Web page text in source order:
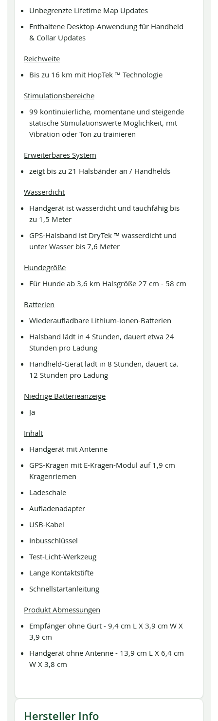
Unbegrenzte Lifetime Map Updates
Enthaltene Desktop-Anwendung für Handheld
& Collar Updates
Reichweite
Bis zu 16 km mit HopTek ™ Technologie
Stimulationsbereiche
99 kontinuierliche, momentane und steigende
statische Stimulationswerte Möglichkeit, mit
Vibration oder Ton zu trainieren
Erweiterbares System
zeigt bis zu 21 Halsbänder an / Handhelds
Wasserdicht
Handgerät ist wasserdicht und tauchfähig bis
zu 1,5 Meter
GPS-Halsband ist DryTek ™ wasserdicht und
unter Wasser bis 7,6 Meter
Hundegröße
Für Hunde ab 3,6 km Halsgröße 27 cm - 58 cm
Batterien
Wiederaufladbare Lithium-Ionen-Batterien
Halsband lädt in 4 Stunden, dauert etwa 24
Stunden pro Ladung
Handheld-Gerät lädt in 8 Stunden, dauert ca.
12 Stunden pro Ladung
Niedrige Batterieanzeige
Ja
Inhalt
Handgerät mit Antenne
GPS-Kragen mit E-Kragen-Modul auf 1,9 cm
Kragenriemen
Ladeschale
Aufladenadapter
USB-Kabel
Inbusschlüssel
Test-Licht-Werkzeug
Lange Kontaktstifte
Schnellstartanleitung
Produkt Abmessungen
Empfänger ohne Gurt - 9,4 cm L X 3,9 cm W X
3,9 cm
Handgerät ohne Antenne - 13,9 cm L X 6,4 cm
W X 3,8 cm
Hersteller Info